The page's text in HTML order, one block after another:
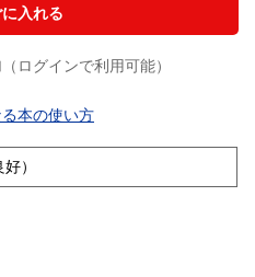
入れる
ログインで利用可能）
本の使い方
）